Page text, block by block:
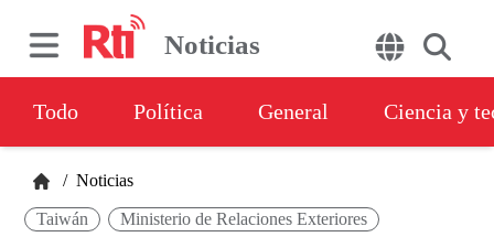
Noticias
Todo Política General Ciencia y
/ Noticias
Taiwán
Ministerio de Relaciones Exteriores